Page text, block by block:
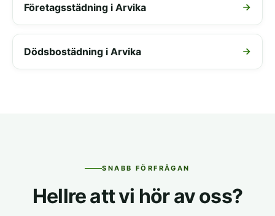
Företagsstädning i Arvika
Dödsbostädning i Arvika
SNABB FÖRFRÅGAN
Hellre att vi hör av oss?